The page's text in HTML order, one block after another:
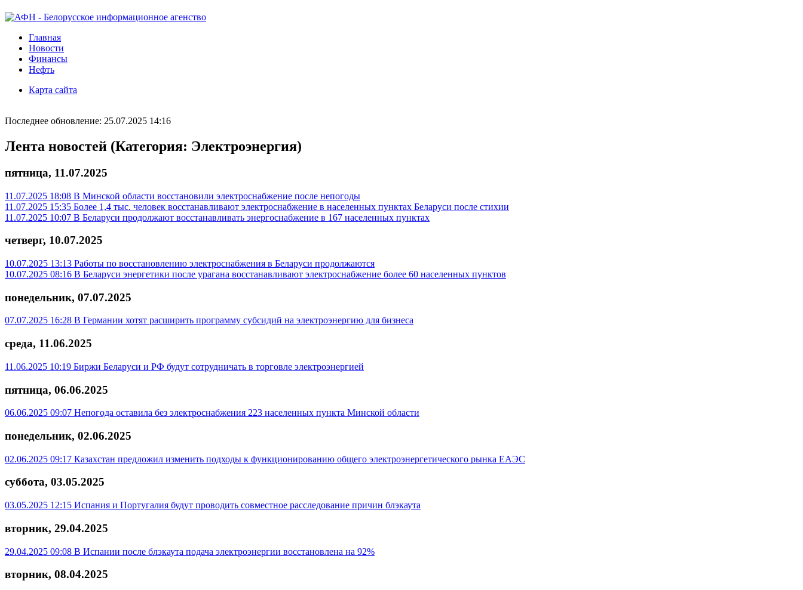
Главная
Новости
Финансы
Нефть
Карта сайта
Последнее обновление: 25.07.2025 14:16
Лента новостей (Категория: Электроэнергия)
пятница, 11.07.2025
11.07.2025 18:08 В Минской области восстановили электроснабжение после непогоды
11.07.2025 15:35 Более 1,4 тыс. человек восстанавливают электроснабжение в населенных пунктах Беларуси после стихии
11.07.2025 10:07 В Беларуси продолжают восстанавливать энергоснабжение в 167 населенных пунктах
четверг, 10.07.2025
10.07.2025 13:13 Работы по восстановлению электроснабжения в Беларуси продолжаются
10.07.2025 08:16 В Беларуси энергетики после урагана восстанавливают электроснабжение более 60 населенных пунктов
понедельник, 07.07.2025
07.07.2025 16:28 В Германии хотят расширить программу субсидий на электроэнергию для бизнеса
среда, 11.06.2025
11.06.2025 10:19 Биржи Беларуси и РФ будут сотрудничать в торговле электроэнергией
пятница, 06.06.2025
06.06.2025 09:07 Непогода оставила без электроснабжения 223 населенных пункта Минской области
понедельник, 02.06.2025
02.06.2025 09:17 Казахстан предложил изменить подходы к функционированию общего электроэнергетического рынка ЕАЭС
суббота, 03.05.2025
03.05.2025 12:15 Испания и Португалия будут проводить совместное расследование причин блэкаута
вторник, 29.04.2025
29.04.2025 09:08 В Испании после блэкаута подача электроэнергии восстановлена на 92%
вторник, 08.04.2025